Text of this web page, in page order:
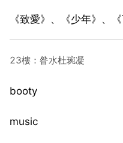
《致愛》、《少年》、《
23樓：昝水杜琬凝
booty
music